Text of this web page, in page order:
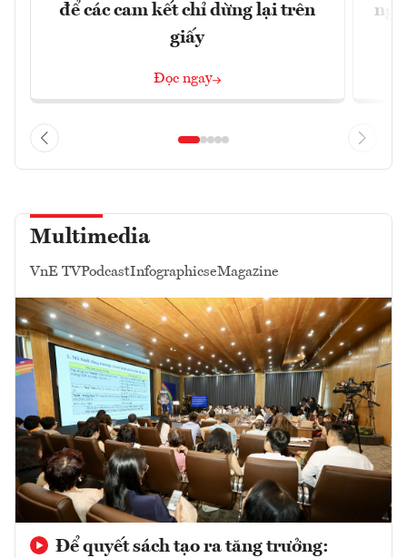
để các cam kết chỉ dừng lại trên
giấy
Đọc ngay
Multimedia
VnE TVPodcastInfographicseMagazine
Để quyết sách tạo ra tăng trưởng: